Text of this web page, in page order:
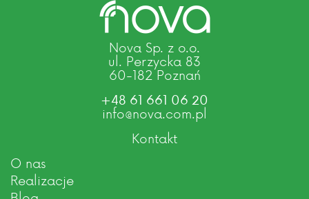
Nova Sp. z o.o.
ul. Perzycka 83
60-182 Poznań
+48 61 661 06 20
info@nova.com.pl
Kontakt
O nas
Realizacje